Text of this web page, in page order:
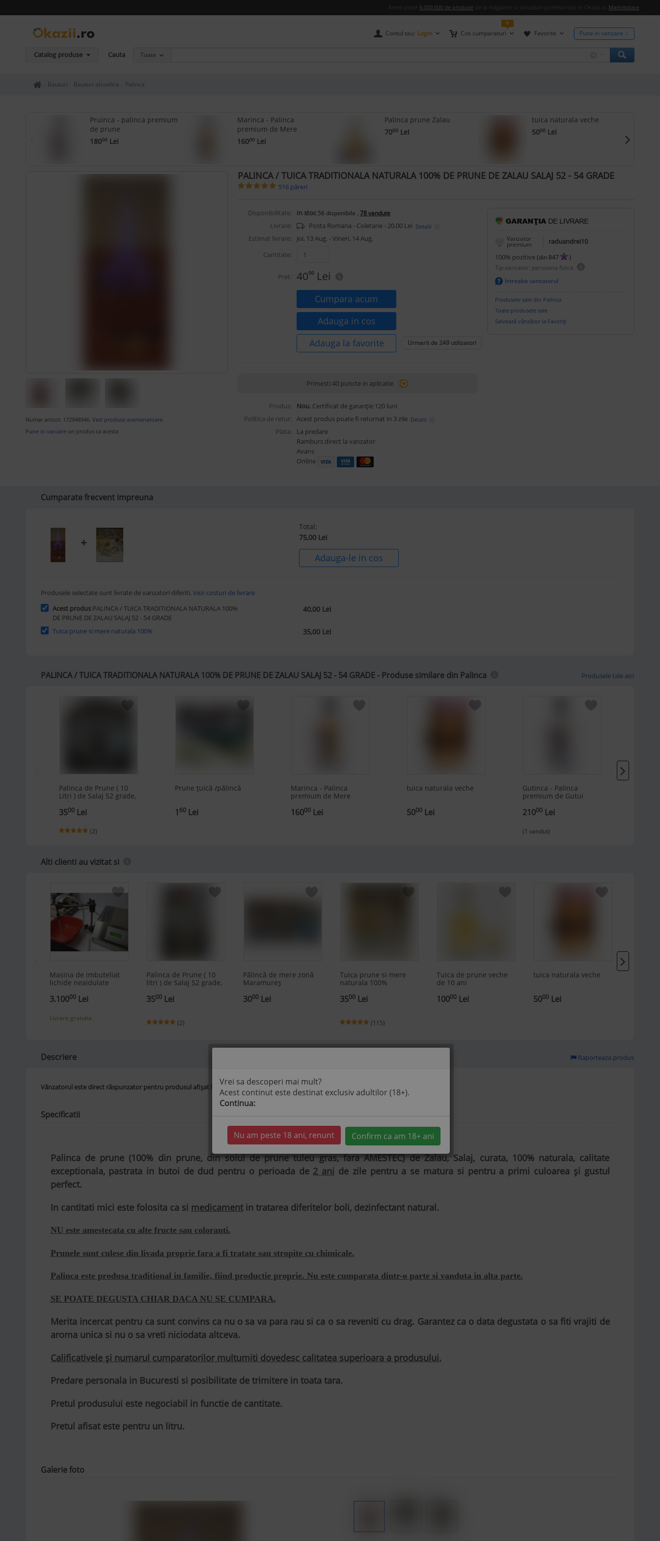
Vrei sa descoperi mai mult?
Acest continut este destinat exclusiv adultilor (18+).
Continua:
Nu am peste 18 ani, renunt Confirm ca am 18+ ani
Avem peste 6.000.000 de produse de la magazine si vanzatori profesionisti in Okazii.ro Marketplace
Contul tau: Login Cos cumparaturi
0
Favorite Pune in vanzare
Catalog produse Cauta Toate
Home page okazii.ro - Cumperi in siguranta de la vanzatori de incredere
Bauturi Bauturi alcoolice Palinca
Pruinca - palinca premium
de prune
18000 Lei
Marinca - Palinca
premium de Mere
16000 Lei
Palinca prune Zalau
7000 Lei
tuica naturala veche
5000 Lei
Numar articol: 172948946. Vezi produse asemanatoare.
Pune in vanzare un produs ca acesta
PALINCA / TUICA TRADITIONALA NATURALA 100% DE PRUNE DE ZALAU SALAJ 52 - 54 GRADE
516 păreri
Disponibilitate: In stoc 56 disponibile , 78 vandute
Livrare: Posta Romana - Coletarie - 20,00 Lei Detalii
Estimat livrare:
Joi, 13 Aug. - Vineri, 14 Aug.
Cantitate:
Pret: 4000 Lei
Cumpara acum
Adauga in cos
Adauga la favorite
Urmarit de 249 utilizatori
Primesti 40 puncte in aplicatie
Produs: Nou, Certificat de garanție 120 luni
Politica de retur:
Acest produs poate fi returnat in 3 zile Detalii
Plata:
La predare
Ramburs direct la vanzator
Avans
Online
Vanzator
premium
raduandrei10
100% pozitive(din 847
)
Tip vanzator: persoana fizica
Intreaba vanzatorul
Produsele sale din Palinca
Toate produsele sale
Salvează vânzător la Favoriți
Cumparate frecvent impreuna
+
Total:
75,00 Lei
Adauga-le in cos
Produsele selectate sunt livrate de vanzatori diferiti. Vezi costuri de livrare
Acest produs PALINCA / TUICA TRADITIONALA NATURALA 100%
DE PRUNE DE ZALAU SALAJ 52 - 54 GRADE
40,00 Lei
Tuica prune si mere naturala 100% 35,00 Lei
PALINCA / TUICA TRADITIONALA NATURALA 100% DE PRUNE DE ZALAU SALAJ 52 - 54 GRADE - Produse similare din Palinca Produsele tale aici
Palinca de Prune ( 10
Litri ) de Salaj 52 grade,
Tuleu Romanesc,
Productie Proprie,
3500 Lei
(2)
Prune țuică /pălincă
1 60 Lei
Marinca - Palinca
premium de Mere
16000 Lei
tuica naturala veche
5000 Lei
Gutinca - Palinca
premium de Gutui
21000 Lei
(1 vandut)
Alti clienti au vizitat si
Masina de imbuteliat
lichide neaidulate
3.10000Lei
Livrare gratuita
Palinca de Prune ( 10
litri ) de Salaj 52 grade,
Tuleu Romanesc,
Productie Proprie,
3500Lei
(2)
Pălincă de mere zonă
Maramureș
3000Lei
Tuica prune si mere
naturala 100%
3500Lei
(115)
Tuica de prune veche
de 10 ani
10000Lei
tuica naturala veche
5000Lei
Descriere Raporteaza produs
Vânzatorul este direct răspunzator pentru produsul afișat în această pagină.
Specificatii
Palinca de prune (100% din prune, din soiul de prune tuleu gras, fara AMESTEC) de Zalau, Salaj, curata, 100% naturala, calitate
exceptionala, pastrata in butoi de dud pentru o perioada de 2 ani de zile pentru a se matura si pentru a primi culoarea și gustul
perfect.
In cantitati mici este folosita ca si medicamentin tratarea diferitelor boli, dezinfectant natural.
NU este amestecata cu alte fructe sau coloranti.
Prunele sunt culese din livada proprie fara a fi tratate sau stropite cu chimicale.
Palinca este produsa traditional in familie, fiind productie proprie. Nu este cumparata dintr-o parte si vanduta in alta parte.
SE POATE DEGUSTA CHIAR DACA NU SE CUMPARA.
Merita incercat pentru ca sunt convins ca nu o sa va para rau si ca o sa reveniti cu drag. Garantez ca o data degustata o sa fiti vrajiti de
aroma unica si nu o sa vreti niciodata altceva.
Calificativele și numarul cumparatorilor multumiti dovedesc calitatea superioara a produsului.
Predare personala in Bucuresti si posibilitate de trimitere in toata tara.
Pretul produsului este negociabil in functie de cantitate.
Pretul afisat este pentru un litru.
Galerie foto